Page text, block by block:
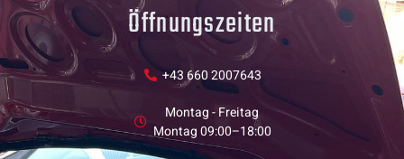
Öffnungszeiten
+43 660 2007643
Montag - Freitag
Montag 09:00–18:00